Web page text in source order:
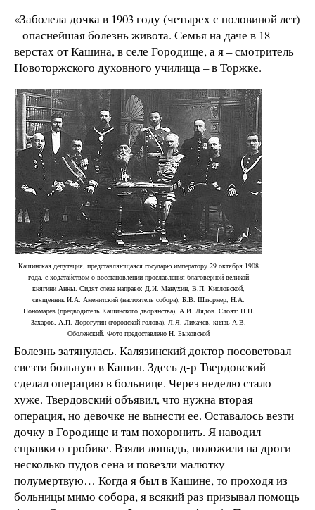
«Заболела дочка в 1903 году (четырех с половиной лет)
– опаснейшая болезнь живота. Семья на даче в 18
верстах от Кашина, в селе Городище, а я – смотритель
Новоторжского духовного училища – в Торжке.
Кашинская депутация, представляющаяся государю императору 29 октября 1908
года, с ходатайством о восстановлении прославления благоверной великой
княгини Анны. Сидят слева направо: Д.И. Манухин, В.П. Кисловской,
священник И.А. Аменитский (настоятель собора), Б.В. Штюрмер, Н.А.
Пономарев (предводитель Кашинского дворянства), А.И. Лядов. Стоят: П.Н.
Захаров, А.П. Дорогутин (городской голова), Л.Я. Лихачев, князь А.В.
Оболенский. Фото предоставлено Н. Быковской
Болезнь затянулась. Калязинский доктор посоветовал
свезти больную в Кашин. Здесь д-р Твердовский
сделал операцию в больнице. Через неделю стало
хуже. Твердовский объявил, что нужна вторая
операция, но девочке не вынести ее. Оставалось везти
дочку в Городище и там похоронить. Я наводил
справки о гробике. Взяли лошадь, положили на дроги
несколько пудов сена и повезли малютку
полумертвую… Когда я был в Кашине, то проходя из
больницы мимо собора, я всякий раз призывал помощь